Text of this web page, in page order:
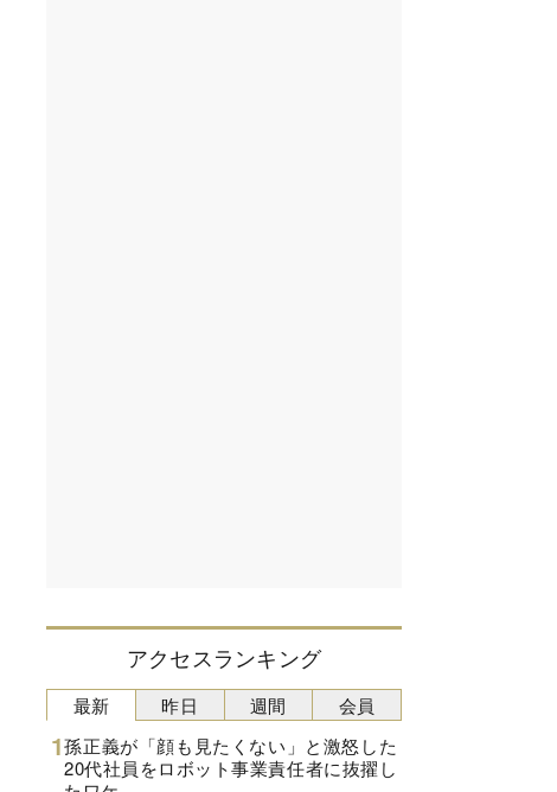
アクセスランキング
最新
孫正義が「顔も見たくない」と激怒した
20代社員をロボット事業責任者に抜擢し
昨日 週間 会員